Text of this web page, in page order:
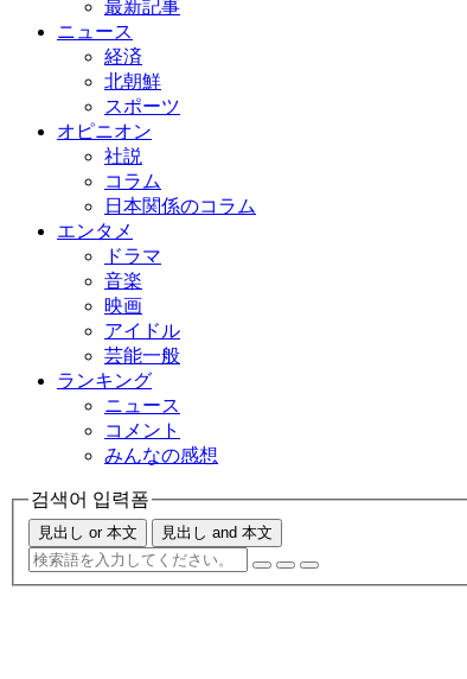
最新記事
ニュース
経済
北朝鮮
スポーツ
オピニオン
社説
コラム
日本関係のコラム
エンタメ
ドラマ
音楽
映画
アイドル
芸能一般
ランキング
ニュース
コメント
みんなの感想
검색어 입력폼
見出し or 本文 見出し and 本文